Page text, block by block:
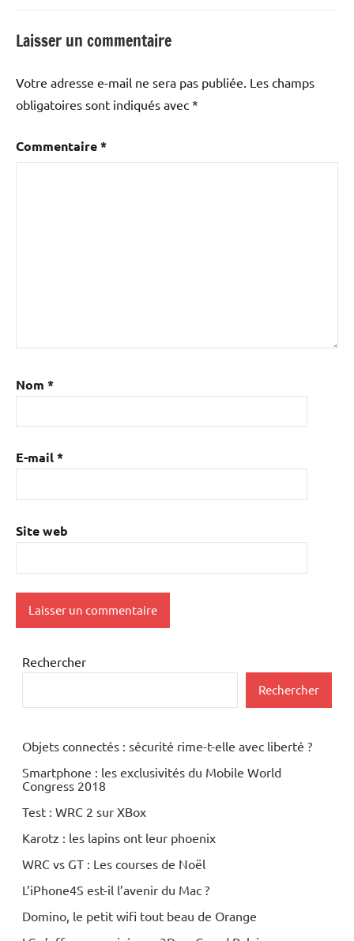
Laisser un commentaire
Votre adresse e-mail ne sera pas publiée. Les champs
obligatoires sont indiqués avec *
Commentaire*
Nom *
E-mail*
Site web
Rechercher
Rechercher
Objets connectés : sécurité rime-t-elle avec liberté ?
Smartphone : les exclusivités du Mobile World
Congress 2018
Test : WRC 2 sur XBox
Karotz : les lapins ont leur phoenix
WRC vs GT : Les courses de Noël
L’iPhone4S est-il l’avenir du Mac ?
Domino, le petit wifi tout beau de Orange